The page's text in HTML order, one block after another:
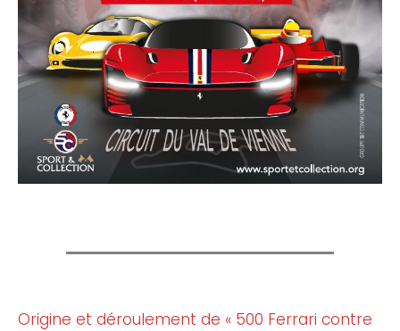
Origine et déroulement de « 500 Ferrari contre